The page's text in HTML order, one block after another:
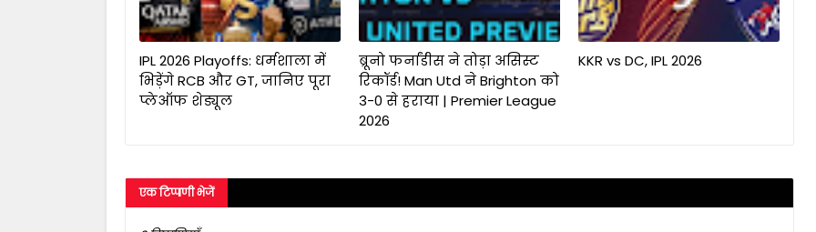
IPL 2026 Playoffs: धर्मशाला में
भिड़ेंगे RCB और GT, जानिए पूरा
प्लेऑफ शेड्यूल
ब्रूनो फर्नांडीस ने तोड़ा असिस्ट
रिकॉर्ड! Man Utd ने Brighton को
3-0 से हराया | Premier League
2026
KKR vs DC, IPL 2026
एक टिप्पणी भेजें